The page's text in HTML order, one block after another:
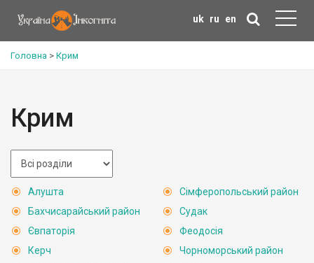
uk ru en
Головна > Крим
Крим
Алушта
Бахчисарайський район
Євпаторія
Керч
Сімферопольський район
Судак
Феодосія
Чорноморський район